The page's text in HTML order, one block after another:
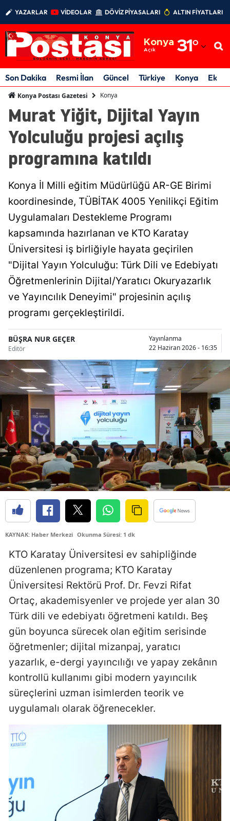
YAZARLAR VİDEOLAR DÖVİZ PİYASALARI ALTIN FİYATLARI
Konya
Açık 31°
Adıyaman
Afyonkarahisar
Amasya
Ankara
Aydın
Balıkesir
Bingöl
Bitlis
Bolu
Bursa
Çanakkale
Çankırı
Çorum
Denizli
Diyarbakır
Edirne
Elazığ
Erzincan
Eskişehir
Gaziantep
Giresun
Gümüşhane
Hatay
Isparta
İstanbul
İzmir
Kars
Kastamonu
Kayseri
Son Dakika Resmi İlan Güncel Türkiye Konya
Konya Postası Gazetesi Konya
Murat Yiğit, Dijital Yayın
Yolculuğu projesi açılış
programına katıldı
Konya İl Milli eğitim Müdürlüğü AR-GE Birimi
koordinesinde, TÜBİTAK 4005 Yenilikçi Eğitim
Uygulamaları Destekleme Programı
kapsamında hazırlanan ve KTO Karatay
Üniversitesi iş birliğiyle hayata geçirilen
"Dijital Yayın Yolculuğu: Türk Dili ve Edebiyatı
Öğretmenlerinin Dijital/Yaratıcı Okuryazarlık
ve Yayıncılık Deneyimi" projesinin açılış
programı gerçekleştirildi.
BÜŞRA NUR GEÇER
Editör
Yayınlanma
22 Haziran 2026 - 16:35
KAYNAK: Haber Merkezi Okunma Süresi: 1 dk
KTO Karatay Üniversitesi ev sahipliğinde
düzenlenen programa; KTO Karatay
Üniversitesi Rektörü Prof. Dr. Fevzi Rifat
Ortaç, akademisyenler ve projede yer alan 30
Türk dili ve edebiyatı öğretmeni katıldı. Beş
gün boyunca sürecek olan eğitim serisinde
öğretmenler; dijital mizanpaj, yaratıcı
yazarlık, e-dergi yayıncılığı ve yapay zekânın
kontrollü kullanımı gibi modern yayıncılık
süreçlerini uzman isimlerden teorik ve
uygulamalı olarak öğrenecekler.